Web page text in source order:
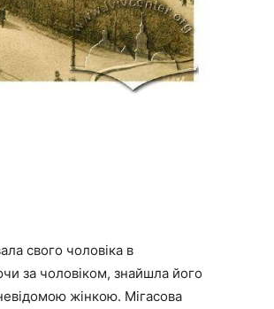
свого чоловіка в
за чоловіком, знайшла його
жінкою. Мігасова